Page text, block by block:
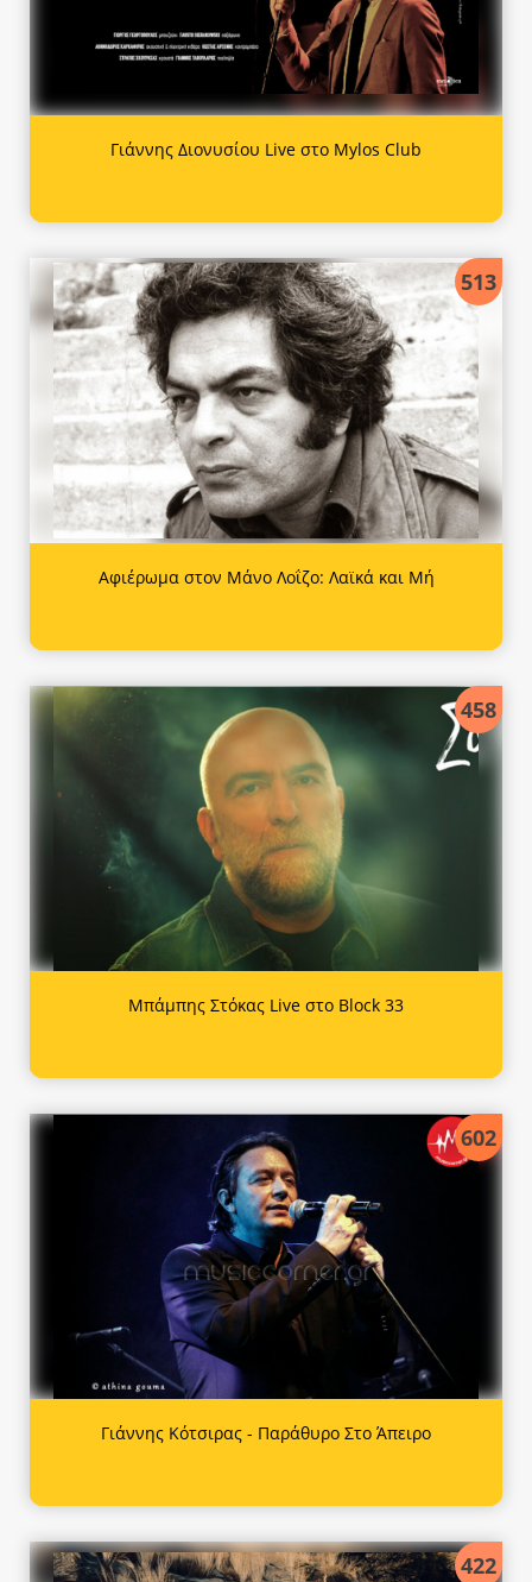
Γιάννης Διονυσίου Live στο Mylos Club
513
Αφιέρωμα στον Μάνο Λοΐζο: Λαϊκά και Μή
458
Μπάμπης Στόκας Live στο Block 33
602
Γιάννης Κότσιρας - Παράθυρο Στο Άπειρο
422